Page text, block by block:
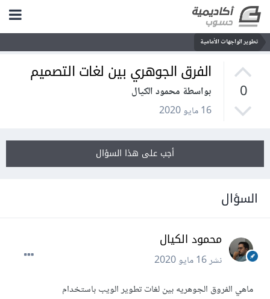
تطوير الواجهات الأمامية
0
الفرق الجوهري بين لغات التصميم
بواسطة محمود الكيال
16 مايو 2020
أجب على هذا السؤال
السؤال
محمود الكيال
نشر16 مايو 2020
ماهي الفروق الجوهريه بين لغات تطوير الويب باستخدام